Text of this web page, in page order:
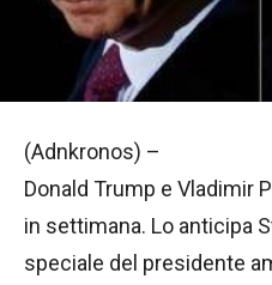
(Adnkronos) –
Donald Trump e Vladimir
in settimana. Lo anticipa
speciale del presidente